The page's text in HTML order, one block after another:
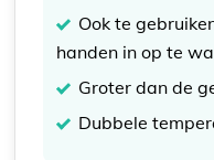
Ook te
handen in op te
Groter dan de
Dubbele